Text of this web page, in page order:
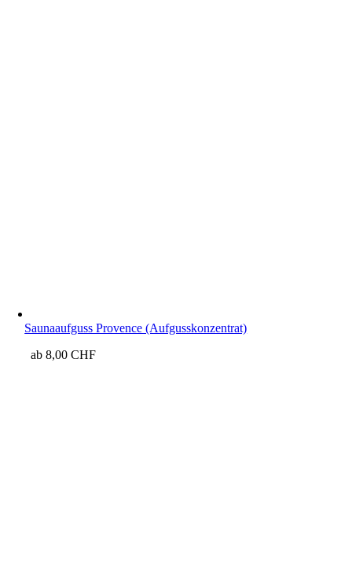
Saunaaufguss Provence (Aufgusskonzentrat)
ab8,00CHF